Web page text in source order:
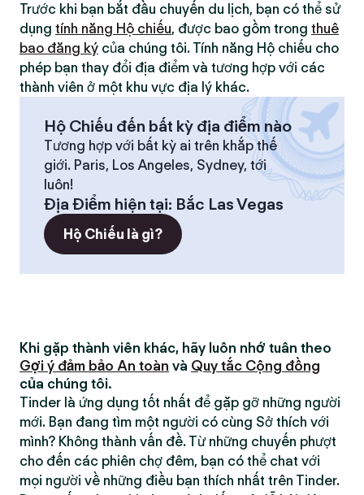
Trước khi bạn bắt đầu chuyến du lịch, bạn có thể sử
dụng tính năng Hộ chiếu, được bao gồm trong thuê
bao đăng ký của chúng tôi. Tính năng Hộ chiếu cho
phép bạn thay đổi địa điểm và tương hợp với các
thành viên ở một khu vực địa lý khác.
Hộ Chiếu đến bất kỳ địa điểm nào
Tương hợp với bất kỳ ai trên khắp thế
giới. Paris, Los Angeles, Sydney, tới
luôn!
Địa Điểm hiện tại: Bắc Las Vegas
Hộ Chiếu là gì?
Khi gặp thành viên khác, hãy luôn nhớ tuân theo
Gợi ý đảm bảo An toàn và Quy tắc Cộng đồng
của chúng tôi.
Tinder là ứng dụng tốt nhất để gặp gỡ những người
mới. Bạn đang tìm một người có cùng Sở thích với
mình? Không thành vấn đề. Từ những chuyến phượt
cho đến các phiên chợ đêm, bạn có thể chat với
mọi người về những điều bạn thích nhất trên Tinder.